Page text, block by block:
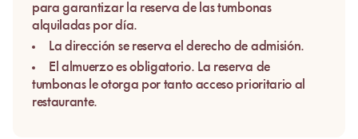
para garantizar la reserva de las tumbonas
alquiladas por día.
La dirección se reserva el derecho de admisión.
El almuerzo es obligatorio. La reserva de
tumbonas le otorga por tanto acceso prioritario al
restaurante.